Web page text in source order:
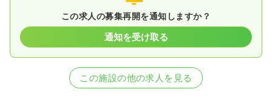
この求人の募集再開を通知しますか？
通知を受け取る
この施設の他の求人を見る